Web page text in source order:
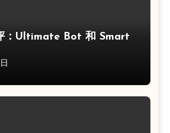
：Ultimate Bot 和 Smart